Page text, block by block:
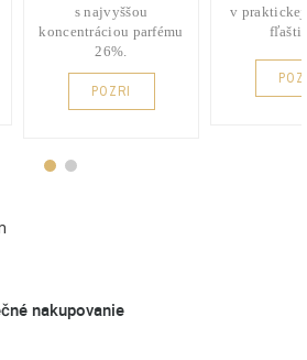
s najvyššou
koncentráciou parfému
26%.
POZRI
v
nakupovanie